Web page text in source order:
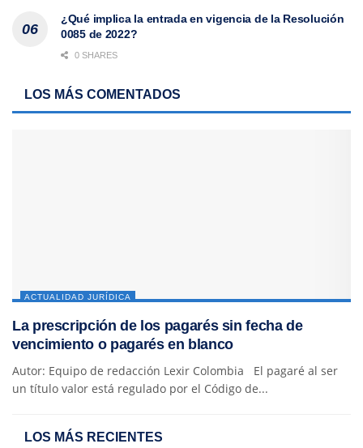
¿Qué implica la entrada en vigencia de la Resolución
0085 de 2022?
0 SHARES
LOS MÁS COMENTADOS
ACTUALIDAD JURÍDICA
La prescripción de los pagarés sin fecha de
vencimiento o pagarés en blanco
Autor: Equipo de redacción Lexir Colombia El pagaré al ser
un título valor está regulado por el Código de...
LOS MÁS RECIENTES